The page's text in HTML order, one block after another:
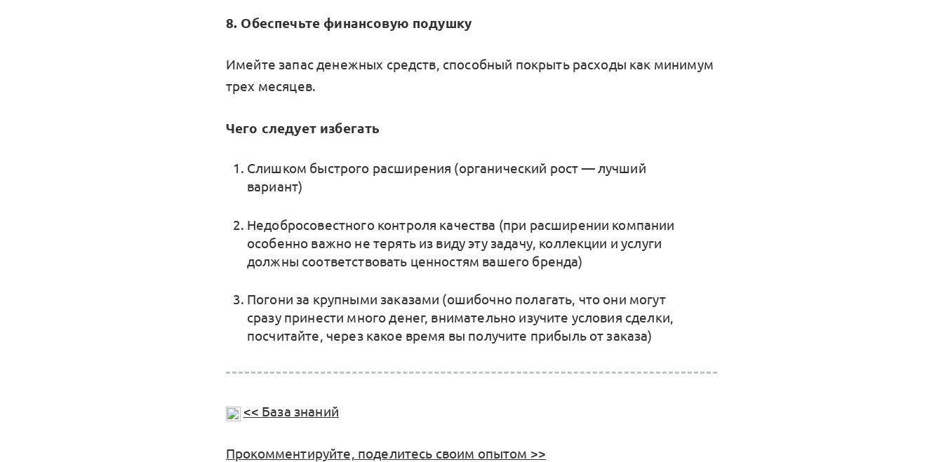
8. Обеспечьте финансовую подушку
Имейте запас денежных средств, способный покрыть расходы как минимум
трех месяцев.
Чего следует избегать
Слишком быстрого расширения (органический рост — лучший
вариант)
Недобросовестного контроля качества (при расширении компании
особенно важно не терять из виду эту задачу, коллекции и услуги
должны соответствовать ценностям вашего бренда)
Погони за крупными заказами (ошибочно полагать, что они могут
сразу принести много денег, внимательно изучите условия сделки,
посчитайте, через какое время вы получите прибыль от заказа)
<< База знаний
Прокомментируйте, поделитесь своим опытом >>